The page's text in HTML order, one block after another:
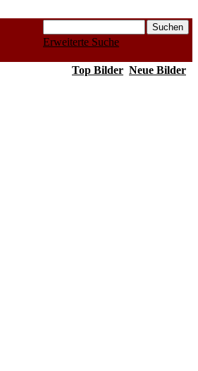
Erweiterte Suche
Top Bilder Neue Bilder